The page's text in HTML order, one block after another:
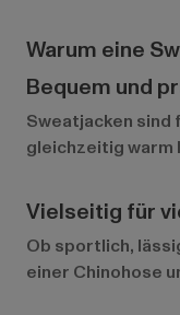
Warum eine
Bequem und
Sweatjacken sind
gleichzeitig warm
Vielseitig für
Ob sportlich,
einer Chinohose